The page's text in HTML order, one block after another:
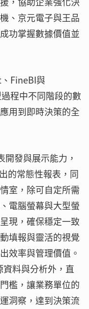
、京元電子與王品
功掌握數據價值並
FineBI與
程中不同階段的數
用到即時決策的全
發與展示能力，
的常態性報表，同
室，除可自定所需
電腦螢幕與大型螢
現，確保穩定一致
填報與靈活的視覺
效率與管理價值。
料與分析外，直
檻，讓業務單位的
洞察，達到決策流